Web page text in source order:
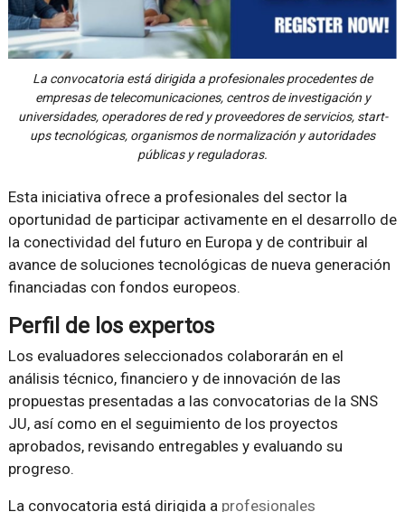
La convocatoria está dirigida a profesionales procedentes de
empresas de telecomunicaciones, centros de investigación y
universidades, operadores de red y proveedores de servicios, start-
ups tecnológicas, organismos de normalización y autoridades
públicas y reguladoras.
Esta iniciativa ofrece a profesionales del sector la
oportunidad de participar activamente en el desarrollo de
la conectividad del futuro en Europa y de contribuir al
avance de soluciones tecnológicas de nueva generación
financiadas con fondos europeos.
Perfil de los expertos
Los evaluadores seleccionados colaborarán en el
análisis técnico, financiero y de innovación de las
propuestas presentadas a las convocatorias de la SNS
JU, así como en el seguimiento de los proyectos
aprobados, revisando entregables y evaluando su
progreso.
La convocatoria está dirigida a profesionales